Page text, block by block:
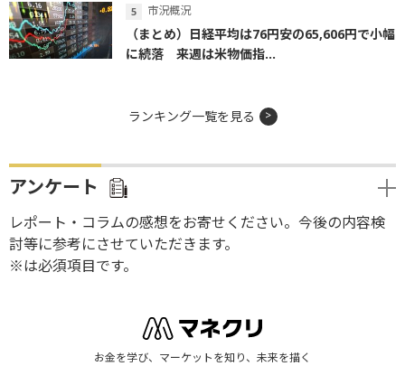
市況概況
（まとめ）日経平均は76円安の65,606円で小幅
に続落 来週は米物価指...
ランキング一覧を見る
アンケート
レポート・コラムの感想をお寄せください。今後の内容検
討等に参考にさせていただきます。
※は必須項目です。
お金を学び、マーケットを知り、未来を描く